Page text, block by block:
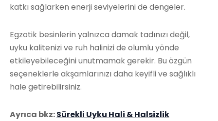
katkı sağlarken enerji seviyelerini de dengeler.
Egzotik besinlerin yalnızca damak tadınızı değil,
uyku kalitenizi ve ruh halinizi de olumlu yönde
etkileyebileceğini unutmamak gerekir. Bu özgün
seçeneklerle akşamlarınızı daha keyifli ve sağlıklı
hale getirebilirsiniz.
Ayrıca bkz:Sürekli Uyku Hali & Halsizlik